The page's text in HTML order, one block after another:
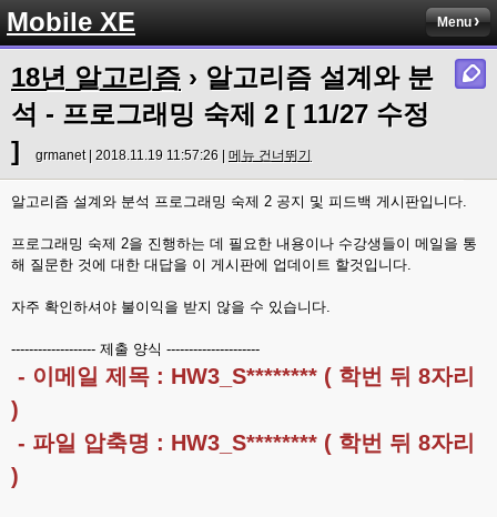
Mobile XE Menu
18년 알고리즘 › 알고리즘 설계와 분
석 - 프로그래밍 숙제 2 [ 11/27 수정
]
grmanet | 2018.11.19 11:57:26 | 메뉴 건너뛰기
알고리즘 설계와 분석 프로그래밍 숙제 2 공지 및 피드백 게시판입니다.
프로그래밍 숙제 2을 진행하는 데 필요한 내용이나 수강생들이 메일을 통
해 질문한 것에 대한 대답을 이 게시판에 업데이트 할것입니다.
자주 확인하셔야 불이익을 받지 않을 수 있습니다.
------------------- 제출 양식 ---------------------
- 이메일 제목 : HW3_S******** ( 학번 뒤 8자리
)
- 파일 압축명 : HW3_S******** ( 학번 뒤 8자리
)